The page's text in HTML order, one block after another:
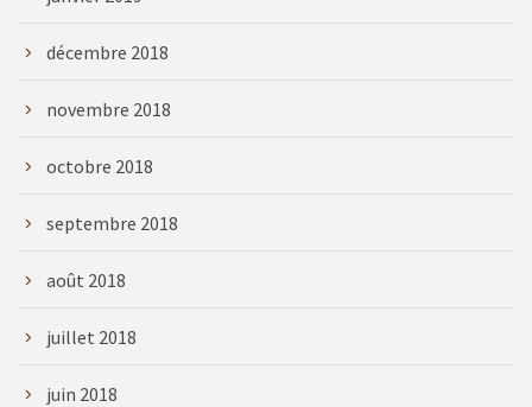
décembre 2018
novembre 2018
octobre 2018
septembre 2018
août 2018
juillet 2018
juin 2018